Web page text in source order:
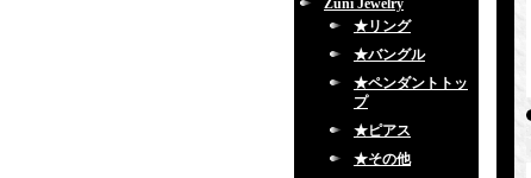
Zuni Jewelry
★リング
★バングル
★ペンダントトッ
プ
★ピアス
★その他